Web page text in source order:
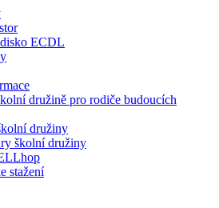
ECDL
družině pro rodiče budoucích
družiny
školní družiny
stažení